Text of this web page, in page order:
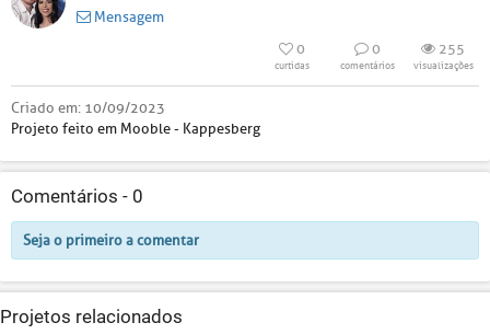
Mensagem
0
curtidas
0
comentários
255
visualizações
Criado em: 10/09/2023
Projeto feito em Mooble - Kappesberg
Comentários - 0
Seja o primeiro a comentar
Projetos relacionados